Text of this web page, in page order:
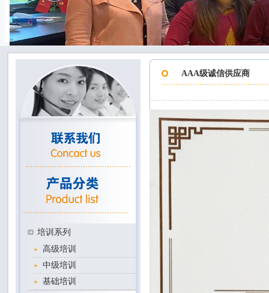
培训系列
高级培训
中级培训
基础培训
AAA级诚信供应商